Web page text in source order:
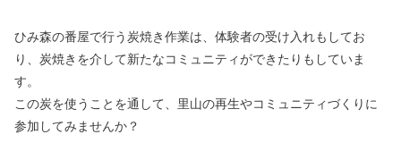
ひみ森の番屋で行う炭焼き作業は、体験者の受け入れもしてお
り、炭焼きを介して新たなコミュニティができたりもしていま
す。
この炭を使うことを通して、里山の再生やコミュニティづくりに
参加してみませんか？